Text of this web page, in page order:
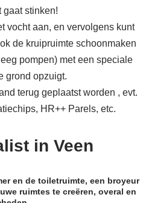
gaat stinken!
vocht aan, en vervolgens kunt
de kruipruimte schoonmaken
pompen) met een speciale
grond opzuigt.
terug geplaatst worden , evt.
HR++ Parels, etc.
in Veen
en de toiletruimte, een broyeur
ruimtes te creëren, overal en